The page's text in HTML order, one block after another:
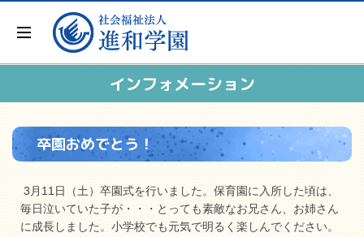
インフォメーション
卒園おめでとう！
3月11日（土）卒園式を行いました。保育園に入所した頃は、
毎日泣いていた子が・・・とっても素敵なお兄さん、お姉さん
に成長しました。小学校でも元気で明るく楽しんでください。